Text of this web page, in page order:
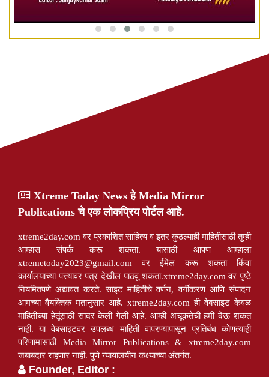
Xtreme Today News हे Media Mirror
Publications चे एक लोकप्रिय पोर्टल आहे.
xtreme2day.com वर प्रकाशित साहित्य व इतर कुठल्याही माहितीसाठी तुम्ही
आम्हास संपर्क करू शकता. यासाठी आपण आम्हाला
xtremetoday2023@gmail.com वर ईमेल करू शकता किंवा
कार्यालयाच्या पत्त्यावर पत्र देखील पाठवू शकता.xtreme2day.com वर पृष्ठे
नियमितपणे अद्यावत करते. साइट माहितीचे वर्णन, वर्गीकरण आणि संपादन
आमच्या वैयक्तिक मतानुसार आहे. xtreme2day.com ही वेबसाइट केवळ
माहितीच्या हेतूंसाठी सादर केली गेली आहे. आम्ही अचूकतेची हमी देऊ शकत
नाही. या वेबसाइटवर उपलब्ध माहिती वापरण्यापासून प्रतिबंध कोणत्याही
परिणामासाठी Media Mirror Publications & xtreme2day.com
जबाबदार राहणार नाही. पुणे न्यायालयीन कक्ष्याच्या अंतर्गत.
Founder, Editor :